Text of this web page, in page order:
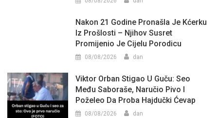
Nakon 21 Godine Pronašla Je Kćerku
Iz Prošlosti – Njihov Susret
Promijenio Je Cijelu Porodicu
08/08/2026 dan
Viktor Orban Stigao U Guču: Seo
Među Saboraše, Naručio Pivo I
Poželeo Da Proba Hajdučki Ćevap
08/08/2026 dan